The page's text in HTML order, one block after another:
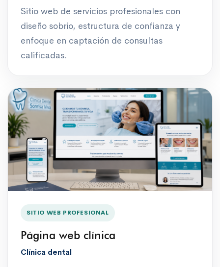
Sitio web de servicios profesionales con
diseño sobrio, estructura de confianza y
enfoque en captación de consultas
calificadas.
SITIO WEB PROFESIONAL
Página web clínica
Clínica dental